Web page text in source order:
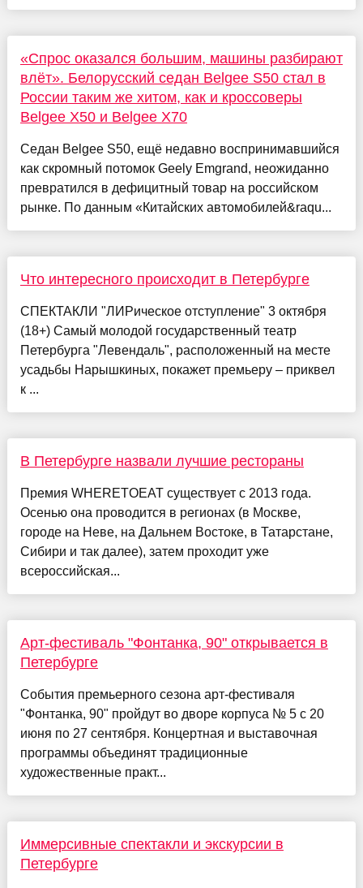
«Спрос оказался большим, машины разбирают
влёт». Белорусский седан Belgee S50 стал в
России таким же хитом, как и кроссоверы
Belgee X50 и Belgee X70
Седан Belgee S50, ещё недавно воспринимавшийся
как скромный потомок Geely Emgrand, неожиданно
превратился в дефицитный товар на российском
рынке. По данным «Китайских автомобилей&raqu...
Что интересного происходит в Петербурге
СПЕКТАКЛИ "ЛИРическое отступление" 3 октября
(18+) Самый молодой государственный театр
Петербурга "Левендаль", расположенный на месте
усадьбы Нарышкиных, покажет премьеру – приквел
к ...
В Петербурге назвали лучшие рестораны
Премия WHERETOEAT существует с 2013 года.
Осенью она проводится в регионах (в Москве,
городе на Неве, на Дальнем Востоке, в Татарстане,
Сибири и так далее), затем проходит уже
всероссийская...
Арт-фестиваль "Фонтанка, 90" открывается в
Петербурге
События премьерного сезона арт-фестиваля
"Фонтанка, 90" пройдут во дворе корпуса № 5 с 20
июня по 27 сентября. Концертная и выставочная
программы объединят традиционные
художественные практ...
Иммерсивные спектакли и экскурсии в
Петербурге